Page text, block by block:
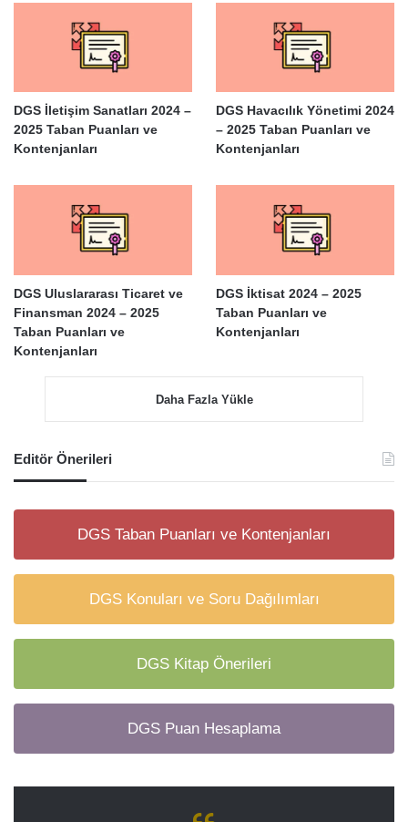
DGS İletişim Sanatları 2024 –
2025 Taban Puanları ve
Kontenjanları
DGS Havacılık Yönetimi 2024
– 2025 Taban Puanları ve
Kontenjanları
DGS Uluslararası Ticaret ve
Finansman 2024 – 2025
Taban Puanları ve
Kontenjanları
DGS İktisat 2024 – 2025
Taban Puanları ve
Kontenjanları
Daha Fazla Yükle
Editör Önerileri
DGS Taban Puanları ve Kontenjanları
DGS Konuları ve Soru Dağılımları
DGS Kitap Önerileri
DGS Puan Hesaplama